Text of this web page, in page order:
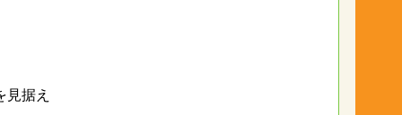
据え